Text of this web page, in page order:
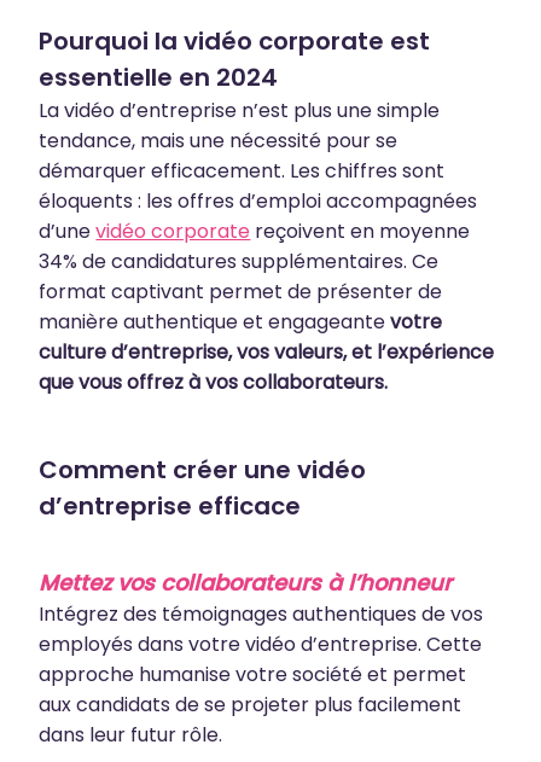
Pourquoi la vidéo corporate est
essentielle en 2024
La vidéo d’entreprise n’est plus une simple
tendance, mais une nécessité pour se
démarquer efficacement. Les chiffres sont
éloquents : les offres d’emploi accompagnées
d’unevidéo corporate reçoivent en moyenne
34% de candidatures supplémentaires. Ce
format captivant permet de présenter de
manière authentique et engageantevotre
culture d’entreprise, vos valeurs, et l’expérience
que vous offrez à vos collaborateurs.
Comment créer une vidéo
d’entreprise efficace
Mettez vos collaborateurs à l’honneur
Intégrez des témoignages authentiques de vos
employés dans votre vidéo d’entreprise. Cette
approche humanise votre société et permet
aux candidats de se projeter plus facilement
dans leur futur rôle.